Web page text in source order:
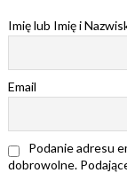
Imię lub Imię i
Email
Podanie adresu
dobrowolne.